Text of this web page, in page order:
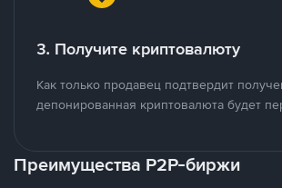
3. Получите криптовалюту
Как только продавец подтвердит
депонированная криптовалюта будет
Преимущества P2P-биржи